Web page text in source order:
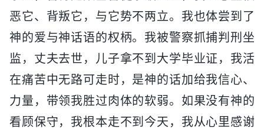
恶它、背叛它，与它势不两立。我也体尝到了
神的爱与神话语的权柄。我被警察抓捕判刑坐
监，丈夫去世，儿子拿不到大学毕业证，我活
在痛苦中无路可走时，是神的话加给我信心、
力量，带领我胜过肉体的软弱。如果没有神的
看顾保守，我根本走不到今天，我从心里感谢